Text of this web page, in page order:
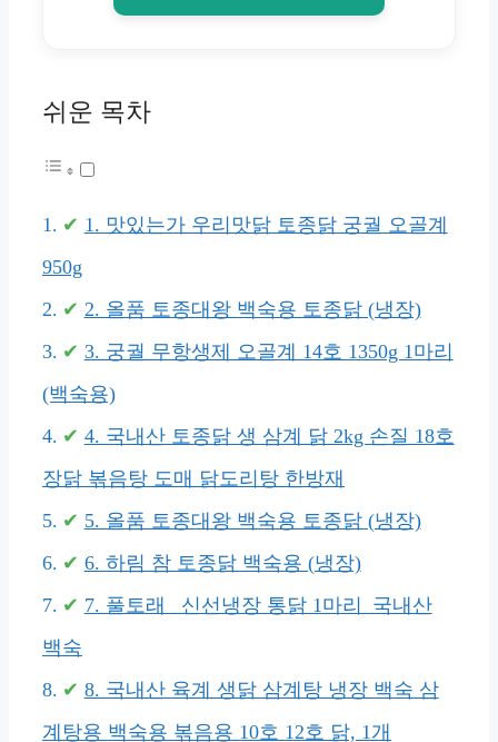
쉬운 목차
1. 맛있는가 우리맛닭 토종닭 궁궐 오골계
950g
2. 올품 토종대왕 백숙용 토종닭 (냉장)
3. 궁궐 무항생제 오골계 14호 1350g 1마리
(백숙용)
4. 국내산 토종닭 생 삼계 닭 2kg 손질 18호
장닭 볶음탕 도매 닭도리탕 한방재
5. 올품 토종대왕 백숙용 토종닭 (냉장)
6. 하림 참 토종닭 백숙용 (냉장)
7. 풀토래 _신선냉장 통닭 1마리_국내산
백숙
8. 국내산 육계 생닭 삼계탕 냉장 백숙 삼
계탕용 백숙용 볶음용 10호 12호 닭, 1개